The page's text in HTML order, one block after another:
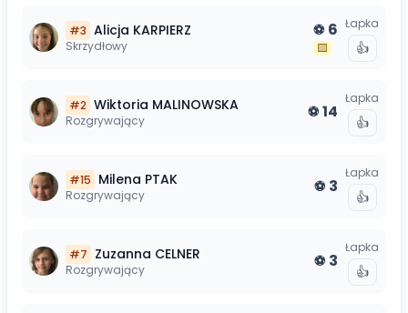
#3 Alicja KARPIERZ
Skrzydłowy
⚽ 6
🟨
Łapka
👍
#2 Wiktoria MALINOWSKA
Rozgrywający ⚽ 14
Łapka
👍
#15 Milena PTAK
Rozgrywający ⚽ 3
Łapka
👍
#7 Zuzanna CELNER
Rozgrywający ⚽ 3
Łapka
👍